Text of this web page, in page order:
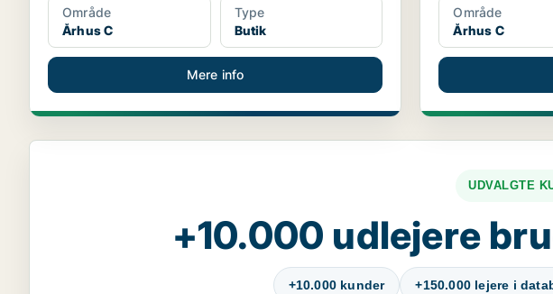
Område
Århus C
Type
Butik
Mere info
Område
Århus C
UDVALGTE
+10.000 udlejere
+10.000 kunder +150.000 lejere i